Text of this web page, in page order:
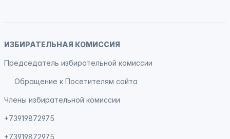
ИЗБИРАТЕЛЬНАЯ КОМИССИЯ
Председатель избирательной комиссии
Обращение к Посетителям сайта
Члены избирательной комиссии
+73919872975
+73919872975